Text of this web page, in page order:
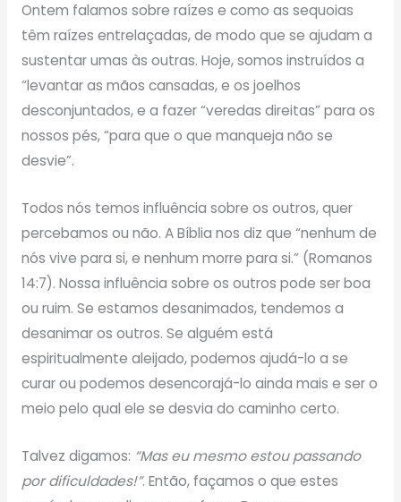
Ontem falamos sobre raízes e como as sequoias
têm raízes entrelaçadas, de modo que se ajudam a
sustentar umas às outras. Hoje, somos instruídos a
“levantar as mãos cansadas, e os joelhos
desconjuntados, e a fazer “veredas direitas” para os
nossos pés, “para que o que manqueja não se
desvie”.
Todos nós temos influência sobre os outros, quer
percebamos ou não. A Bíblia nos diz que “nenhum de
nós vive para si, e nenhum morre para si.” (Romanos
14:7). Nossa influência sobre os outros pode ser boa
ou ruim. Se estamos desanimados, tendemos a
desanimar os outros. Se alguém está
espiritualmente aleijado, podemos ajudá-lo a se
curar ou podemos desencorajá-lo ainda mais e ser o
meio pelo qual ele se desvia do caminho certo.
Talvez digamos: “Mas eu mesmo estou passando
por dificuldades!”. Então, façamos o que estes